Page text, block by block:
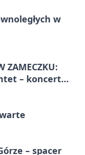
w
ZAMECZKU:
– koncert
– spacer